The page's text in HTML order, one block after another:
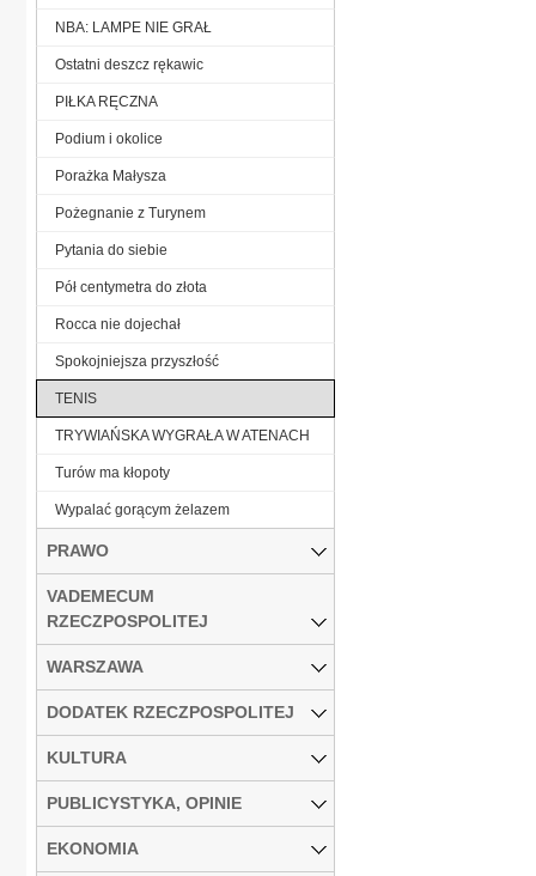
NBA: LAMPE NIE GRAŁ
Ostatni deszcz rękawic
PIŁKA RĘCZNA
Podium i okolice
Porażka Małysza
Pożegnanie z Turynem
Pytania do siebie
Pół centymetra do złota
Rocca nie dojechał
Spokojniejsza przyszłość
TENIS
TRYWIAŃSKA WYGRAŁA W ATENACH
Turów ma kłopoty
Wypalać gorącym żelazem
PRAWO
VADEMECUM
RZECZPOSPOLITEJ
WARSZAWA
DODATEK RZECZPOSPOLITEJ
KULTURA
PUBLICYSTYKA, OPINIE
EKONOMIA